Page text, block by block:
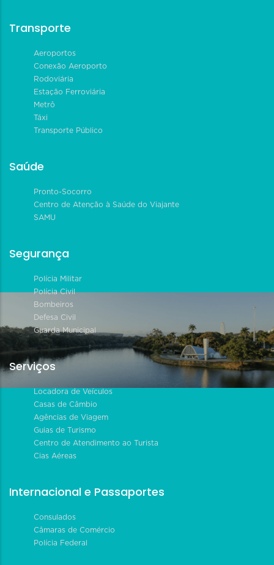
Transporte
Aeroportos
Conexão Aeroporto
Rodoviária
Estação Ferroviária
Metrô
Táxi
Transporte Público
Saúde
Pronto-Socorro
Centro de Atenção à Saúde do Viajante
SAMU
Segurança
Polícia Militar
Polícia Civil
Bombeiros
Defesa Civil
Guarda Municipal
Serviços
Locadora de Veículos
Casas de Câmbio
Agências de Viagem
Guias de Turismo
Centro de Atendimento ao Turista
Cias Aéreas
Internacional e Passaportes
Consulados
Câmaras de Comércio
Polícia Federal